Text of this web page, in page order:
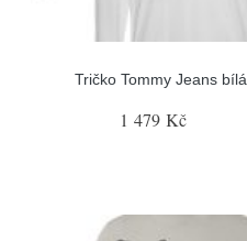
Tričko Tommy Jeans bílá
1 479 Kč